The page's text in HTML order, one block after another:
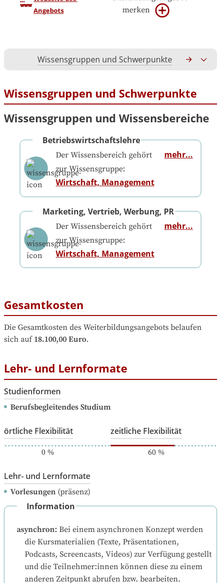
Angebots
merken
Wissensgruppen und Schwerpunkte
Wissensgruppen und Schwerpunkte
Wissensgruppen und Wissensbereiche
Betriebswirtschaftslehre
Der Wissensbereich gehört
zur Wissensgruppe:
Wirtschaft, Management
mehr...
Marketing, Vertrieb, Werbung, PR
Der Wissensbereich gehört
zur Wissensgruppe:
Wirtschaft, Management
mehr...
Gesamtkosten
Die Gesamtkosten des Weiterbildungsangebots belaufen
sich auf 18.100,00 Euro.
Lehr- und Lernformate
Studienformen
Berufsbegleitendes Studium
örtliche Flexibilität
0%
zeitliche Flexibilität
60%
Lehr- und Lernformate
Vorlesungen (präsenz)
Information
asynchron: Bei einem asynchronen Konzept werden
die Kursmaterialien (Texte, Präsentationen,
Podcasts, Screencasts, Videos) zur Verfügung gestellt
und die Teilnehmer:innen können diese zu einem
anderen Zeitpunkt abrufen bzw. bearbeiten.